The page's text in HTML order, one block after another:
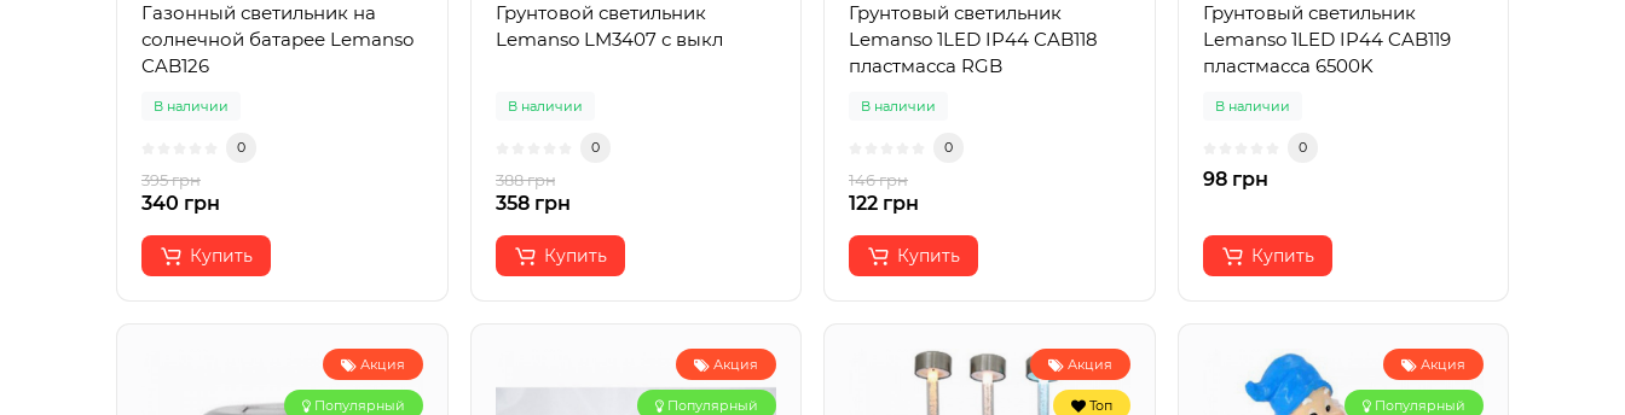
Газонный светильник на
солнечной батарее Lemanso
CAB126
В наличии
0
395 грн
340 грн
Купить
Грунтовой светильник
Lemanso LM3407 с выкл
В наличии
0
388 грн
358 грн
Купить
Грунтовый светильник
Lemanso 1LED IP44 CAB118
пластмасса RGB
В наличии
0
146 грн
122 грн
Купить
Грунтовый светильник
Lemanso 1LED IP44 CAB119
пластмасса 6500K
В наличии
0
98 грн
Купить
Акция
Популярный
Акция
Популярный
Акция
Топ
Акция
Популярный